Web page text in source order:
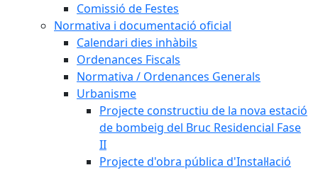
Comissió de Festes
Normativa i documentació oficial
Calendari dies inhàbils
Ordenances Fiscals
Normativa / Ordenances Generals
Urbanisme
Projecte constructiu de la nova estació
de bombeig del Bruc Residencial Fase
II
Projecte d'obra pública d'Instal·lació